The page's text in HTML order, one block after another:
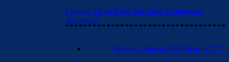
Loggen Sie sich ein, um einen Kommentar
abzugeben
Bojan 8. Januar 2026 Beim 17:57